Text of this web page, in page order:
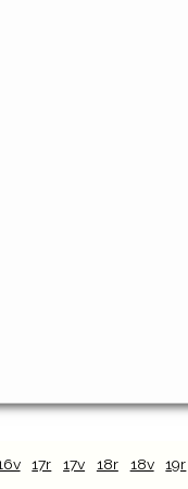
17r 17v 18r 18v 19r